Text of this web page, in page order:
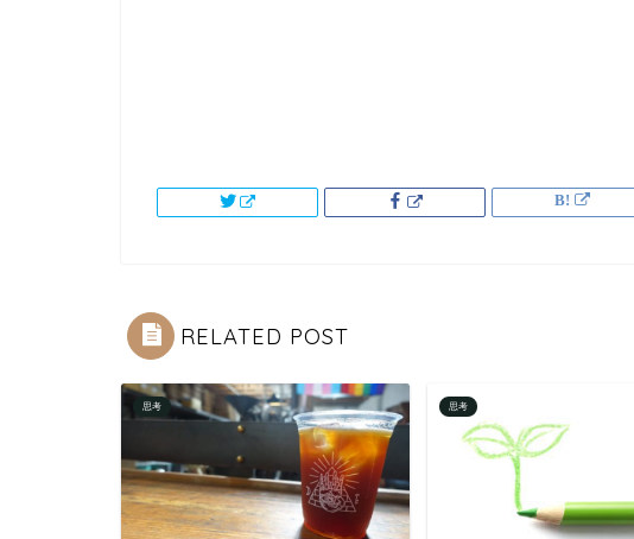
RELATED POST
思考 思考